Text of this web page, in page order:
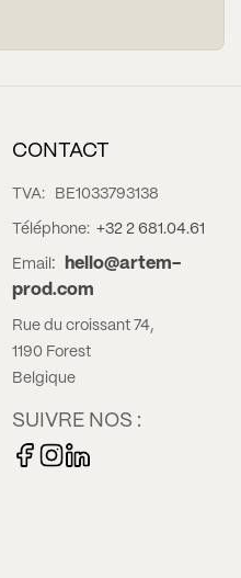
CONTACT
TVA: BE1033793138
Téléphone: +32 2 681.04.61
Email :
hello@artem-
prod.com
Rue du croissant 74,
1190 Forest
Belgique
SUIVRE NOS :